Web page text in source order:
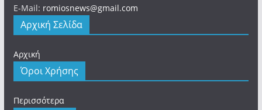
E-Mail: romiosnews@gmail.com
Αρχική Σελίδα
Αρχική
Όροι Χρήσης
Περισσότερα